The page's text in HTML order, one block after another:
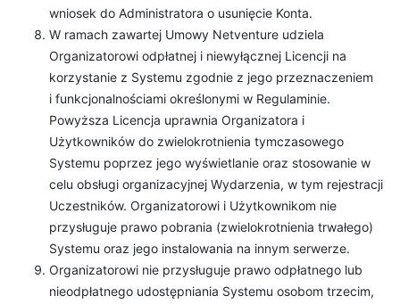
wniosek do Administratora o usunięcie Konta.
W ramach zawartej Umowy Netventure udziela
Organizatorowi odpłatnej i niewyłącznej Licencji na
korzystanie z Systemu zgodnie z jego przeznaczeniem
i funkcjonalnościami określonymi w Regulaminie.
Powyższa Licencja uprawnia Organizatora i
Użytkowników do zwielokrotnienia tymczasowego
Systemu poprzez jego wyświetlanie oraz stosowanie w
celu obsługi organizacyjnej Wydarzenia, w tym rejestracji
Uczestników. Organizatorowi i Użytkownikom nie
przysługuje prawo pobrania (zwielokrotnienia trwałego)
Systemu oraz jego instalowania na innym serwerze.
Organizatorowi nie przysługuje prawo odpłatnego lub
nieodpłatnego udostępniania Systemu osobom trzecim,